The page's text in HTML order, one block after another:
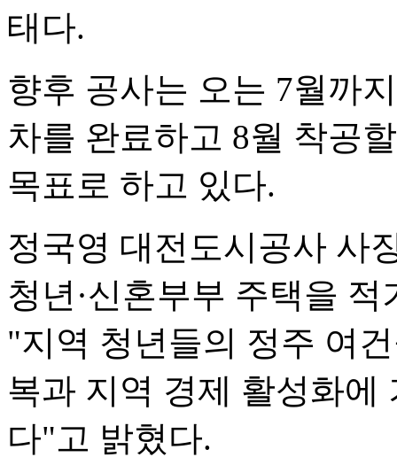
태다.
향후 공사는 오는 7월까
차를 완료하고 8월 착공
목표로 하고 있다.
정국영 대전도시공사 사
청년·신혼부부 주택을
"지역 청년들의 정주 여
복과 지역 경제 활성화에
다"고 밝혔다.